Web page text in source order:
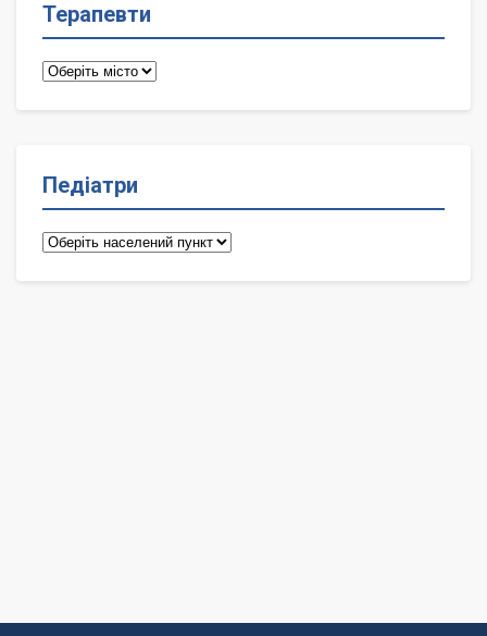
Терапевти
Терапевти
Педіатри
Педіатри